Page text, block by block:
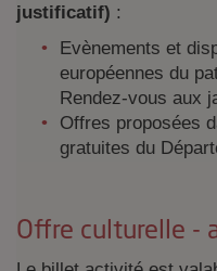
justificatif) :
Evènements et
européennes du
Rendez-vous aux
Offres proposées
gratuites du
Offre culturelle -